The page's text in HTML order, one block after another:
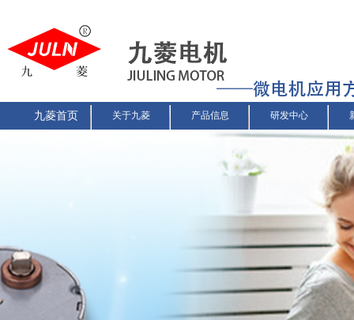
九菱首页 关于九菱 产品信息 研发中心